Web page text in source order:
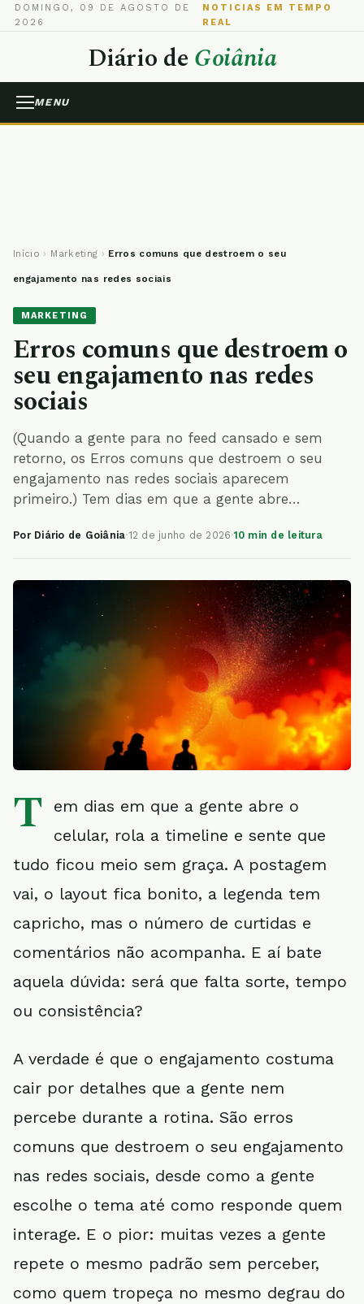
DOMINGO, 09 DE AGOSTO DE
2026
NOTICIAS EM TEMPO
REAL
Diário deGoiânia
MENU
Início › Marketing › Erros comuns que destroem o seu
engajamento nas redes sociais
MARKETING
Erros comuns que destroem o
seu engajamento nas redes
sociais
(Quando a gente para no feed cansado e sem
retorno, os Erros comuns que destroem o seu
engajamento nas redes sociais aparecem
primeiro.) Tem dias em que a gente abre…
Por Diário de Goiânia·12 de junho de 2026·10 min de leitura
T
em dias em que a gente abre o
celular, rola a timeline e sente que
tudo ficou meio sem graça. A postagem
vai, o layout fica bonito, a legenda tem
capricho, mas o número de curtidas e
comentários não acompanha. E aí bate
aquela dúvida: será que falta sorte, tempo
ou consistência?
A verdade é que o engajamento costuma
cair por detalhes que a gente nem
percebe durante a rotina. São erros
comuns que destroem o seu engajamento
nas redes sociais, desde como a gente
escolhe o tema até como responde quem
interage. E o pior: muitas vezes a gente
repete o mesmo padrão sem perceber,
como quem tropeça no mesmo degrau do